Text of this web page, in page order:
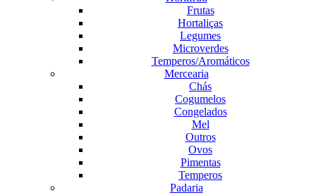
Frutas
Hortaliças
Legumes
Microverdes
Temperos/Aromáticos
Mercearia
Chás
Cogumelos
Congelados
Mel
Outros
Ovos
Pimentas
Temperos
Padaria